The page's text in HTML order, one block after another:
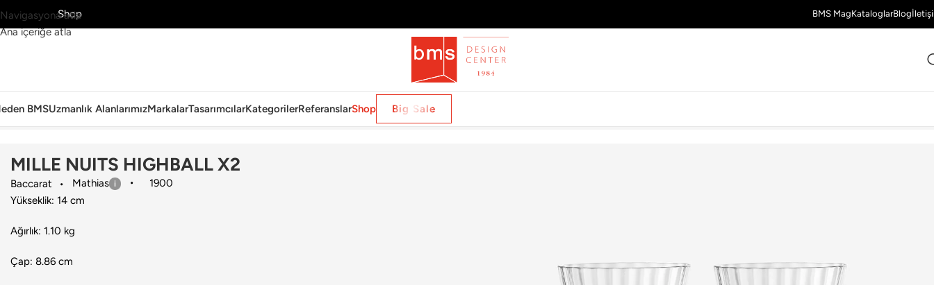
Navigasyona atla
Ana içeriğe atla
KeşfetShop BMS MagKataloglarBlog
BMSUzmanlık AlanlarımızMarkalarTasarımcılarKategorilerReferanslarShop Big Sale
Ana Sayfa›Sofra Grubu›Bardak & Bardak Seti›Baccarat›MILLE NUITS HIGHBALL X2
MILLE NUITS HIGHBALL X2
Baccarat Mathias
1900
Yükseklik: 14 cm
Ağırlık: 1.10 kg
Çap: 8.86 cm